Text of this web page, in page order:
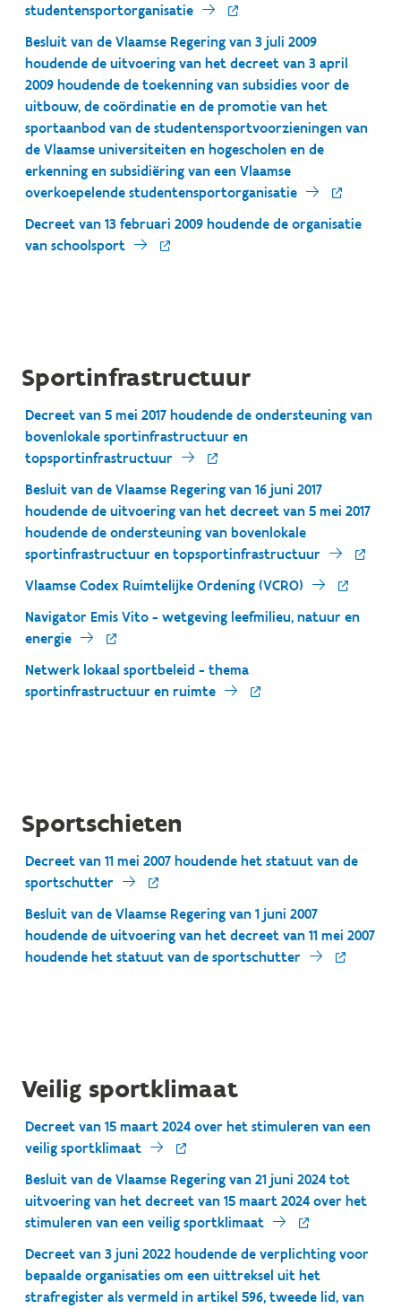
studentensportorganisatie
Besluit van de Vlaamse Regering van 3 juli 2009
houdende de uitvoering van het decreet van 3 april
2009 houdende de toekenning van subsidies voor de
uitbouw, de coördinatie en de promotie van het
sportaanbod van de studentensportvoorzieningen van
de Vlaamse universiteiten en hogescholen en de
erkenning en subsidiëring van een Vlaamse
overkoepelende studentensportorganisatie
Decreet van 13 februari 2009 houdende de organisatie
van schoolsport
Sportinfrastructuur
Decreet van 5 mei 2017 houdende de ondersteuning van
bovenlokale sportinfrastructuur en
topsportinfrastructuur
Besluit van de Vlaamse Regering van 16 juni 2017
houdende de uitvoering van het decreet van 5 mei 2017
houdende de ondersteuning van bovenlokale
sportinfrastructuur en topsportinfrastructuur
Vlaamse Codex Ruimtelijke Ordening (VCRO)
Navigator Emis Vito - wetgeving leefmilieu, natuur en
energie
Netwerk lokaal sportbeleid - thema
sportinfrastructuur en ruimte
Sportschieten
Decreet van 11 mei 2007 houdende het statuut van de
sportschutter
Besluit van de Vlaamse Regering van 1 juni 2007
houdende de uitvoering van het decreet van 11 mei 2007
houdende het statuut van de sportschutter
Veilig sportklimaat
Decreet van 15 maart 2024 over het stimuleren van een
veilig sportklimaat
Besluit van de Vlaamse Regering van 21 juni 2024 tot
uitvoering van het decreet van 15 maart 2024 over het
stimuleren van een veilig sportklimaat
Decreet van 3 juni 2022 houdende de verplichting voor
bepaalde organisaties om een uittreksel uit het
strafregister als vermeld in artikel 596, tweede lid, van